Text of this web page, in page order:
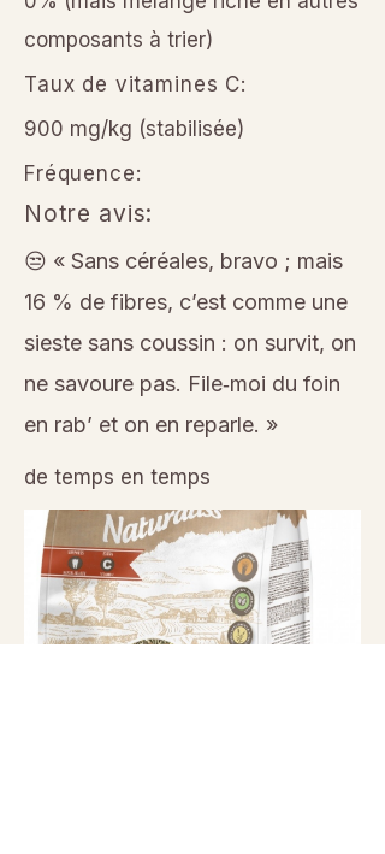
composants à trier)
Taux de vitamines C:
900 mg/kg (stabilisée)
Fréquence:
Notre avis:
😒 « Sans céréales, bravo ; mais
16 % de fibres, c’est comme une
sieste sans coussin : on survit, on
ne savoure pas. File‑moi du foin
en rab’ et on en reparle. »
de temps en temps